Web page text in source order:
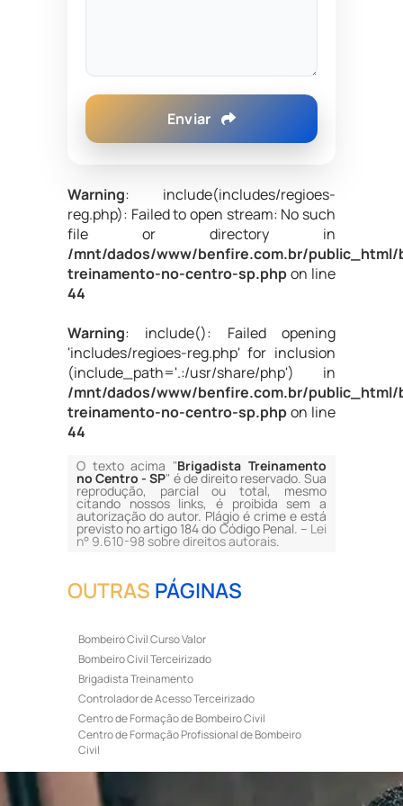
Enviar
Warning: include(includes/regioes-
reg.php): Failed to open stream: No such
file or directory in
/mnt/dados/www/benfire.com.br/public_html/
treinamento-no-centro-sp.phpon line
44
Warning: include(): Failed opening
'includes/regioes-reg.php' for inclusion
(include_path='.:/usr/share/php') in
/mnt/dados/www/benfire.com.br/public_html/
treinamento-no-centro-sp.phpon line
44
O texto acima "Brigadista Treinamento
no Centro - SP" é de direito reservado. Sua
reprodução, parcial ou total, mesmo
citando nossos links, é proibida sem a
autorização do autor. Plágio é crime e está
previsto no artigo 184 do Código Penal. – Lei
n° 9.610-98 sobre direitos autorais.
OUTRAS PÁGINAS
Bombeiro Civil Curso Valor
Bombeiro Civil Terceirizado
Brigadista Treinamento
Controlador de Acesso Terceirizado
Centro de Formação de Bombeiro Civil
Centro de Formação Profissional de Bombeiro
Civil
Curso de Bombeiro Civil
Curso de Bombeiro Civil Preço